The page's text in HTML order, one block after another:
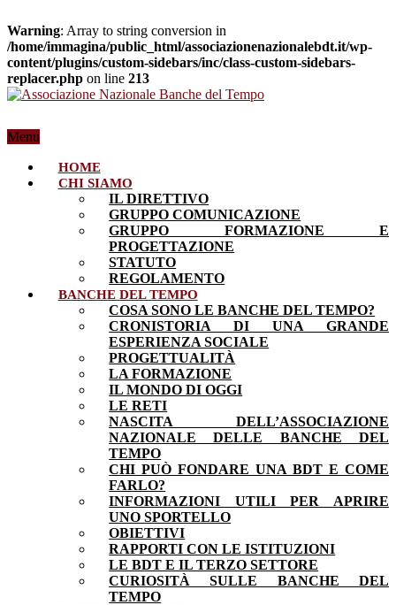
Warning: Array to string conversion in
/home/immagina/public_html/associazionenazionalebdt.it/wp-
content/plugins/custom-sidebars/inc/class-custom-sidebars-
replacer.php on line 213
Menu
HOME
CHI SIAMO
IL DIRETTIVO
GRUPPO COMUNICAZIONE
GRUPPO FORMAZIONE E
PROGETTAZIONE
STATUTO
REGOLAMENTO
BANCHE DEL TEMPO
COSA SONO LE BANCHE DEL TEMPO?
CRONISTORIA DI UNA GRANDE
ESPERIENZA SOCIALE
PROGETTUALITÀ
LA FORMAZIONE
IL MONDO DI OGGI
LE RETI
NASCITA DELL’ASSOCIAZIONE
NAZIONALE DELLE BANCHE DEL
TEMPO
CHI PUÒ FONDARE UNA BDT E COME
FARLO?
INFORMAZIONI UTILI PER APRIRE
UNO SPORTELLO
OBIETTIVI
RAPPORTI CON LE ISTITUZIONI
LE BDT E IL TERZO SETTORE
CURIOSITÀ SULLE BANCHE DEL
TEMPO